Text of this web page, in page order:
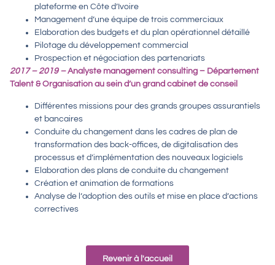
plateforme en Côte d’Ivoire
Management d’une équipe de trois commerciaux
Elaboration des budgets et du plan opérationnel détaillé
Pilotage du développement commercial
Prospection et négociation des partenariats
2017 – 2019 –Analyste management consulting – Département
Talent & Organisation au sein d’un grand cabinet de conseil
Différentes missions pour des grands groupes assurantiels
et bancaires
Conduite du changement dans les cadres de plan de
transformation des back-offices, de digitalisation des
processus et d’implémentation des nouveaux logiciels
Elaboration des plans de conduite du changement
Création et animation de formations
Analyse de l’adoption des outils et mise en place d’actions
correctives
Revenir à l'accueil